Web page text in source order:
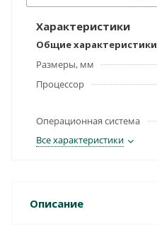
Характеристики
Общие характеристики
Размеры, мм
Процессор
Операционная система
Все характеристики
Описание